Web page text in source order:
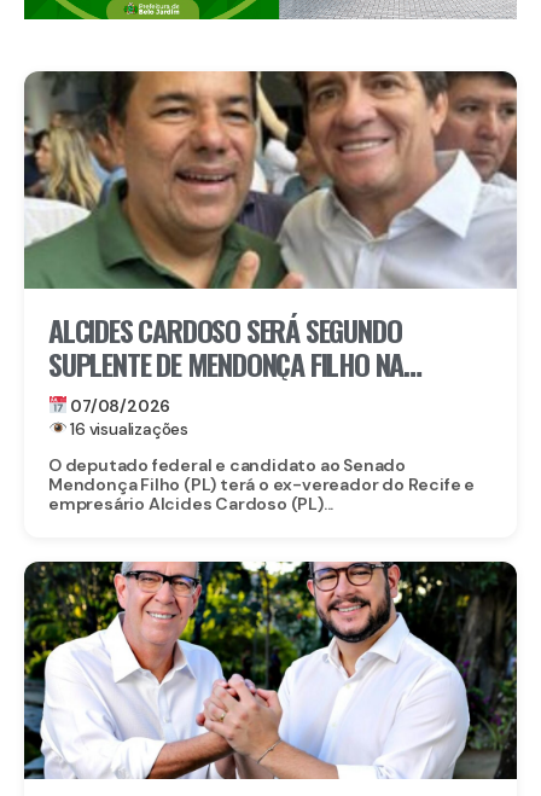
ALCIDES CARDOSO SERÁ SEGUNDO
SUPLENTE DE MENDONÇA FILHO NA
DISPUTA PELO SENADO
07/08/2026
16 visualizações
O deputado federal e candidato ao Senado
Mendonça Filho (PL) terá o ex-vereador do Recife e
empresário Alcides Cardoso (PL)...